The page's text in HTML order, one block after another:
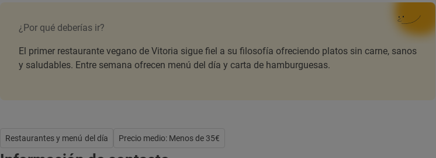
¿Por qué deberías ir?
El primer restaurante vegano de Vitoria sigue fiel a su filosofía ofreciendo platos sin carne, sanos
y saludables. Entre semana ofrecen menú del día y carta de hamburguesas.
Restaurantes y menú del día Precio medio: Menos de 35€